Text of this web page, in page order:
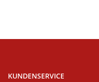
KUNDENSERVICE